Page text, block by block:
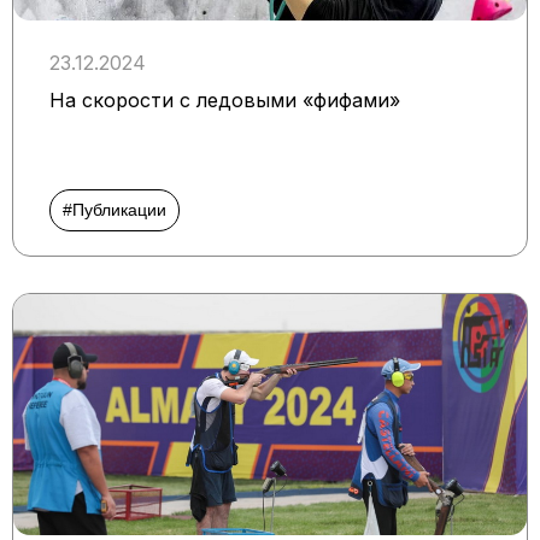
23.12.2024
На скорости с ледовыми «фифами»
#Публикации